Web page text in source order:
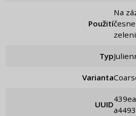
Použití
Na zázvor , Na sýr , Na
Typ
Varianta
UUID
439eafae-f0d6-4616-89bb-